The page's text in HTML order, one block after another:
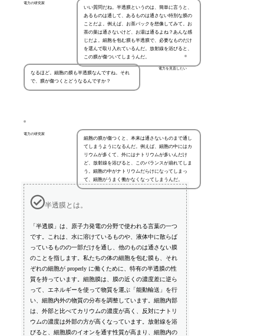
電力の研究家
いい質問だね。半透膜というのは、簡単に言うと、
あるものは通して、あるものは通さない特別な膜の
ことだよ。例えば、お茶パックを想像してみて。お
茶の葉は通さないけど、お湯は通るよね？あんな感
じだよ。細胞を包む膜も半透膜で、必要なものだけ
を選んで取り入れているんだ。放射線を浴びると、
この膜が傷ついてしまうんだ。
電力を見直したい
なるほど。細胞の膜も半透膜なんですね。それ
で、膜が傷つくとどうなるんですか？
電力の研究家
細胞の膜が傷つくと、本来は通さないものまで通し
てしまうようになるんだ。例えば、細胞の中にはカ
リウムが多くて、外にはナトリウムが多いんだけ
ど、放射線を浴びると、このバランスが崩れてしま
う。細胞の中がナトリウムだらけになってしまっ
て、細胞がうまく働かなくなってしまうんだ。
半透膜とは。
「半透膜」は、原子力発電の分野で使われる言葉の一つ
です。これは、水に溶けているものや、液体中に散らば
っているものの一部だけを通し、他のものは通さない膜
のことを指します。私たちの体の細胞を包む膜も、それ
ぞれの細胞が properly に働くために、特有の半透膜の性
質を持っています。細胞膜は、膜の近くの濃度差に逆ら
って、エネルギーを使って物質を運ぶ「能動輸送」を行
い、細胞内外の物質の分布を調整しています。細胞内部
は、外部と比べてカリウムの濃度が高く、反対にナトリ
ウムの濃度は外部の方が高くなっています。放射線を浴
びると、細胞膜のイオンを通す性質が高まり、細胞内の